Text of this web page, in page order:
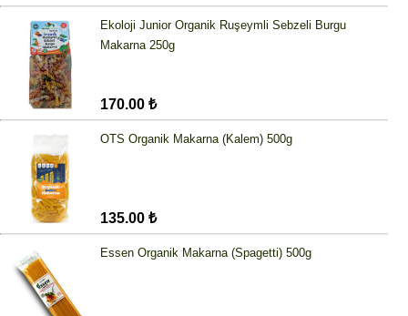
Ekoloji Junior Organik Ruşeymli Sebzeli Burgu
Makarna 250g
170.00 ₺
OTS Organik Makarna (Kalem) 500g
135.00 ₺
Essen Organik Makarna (Spagetti) 500g